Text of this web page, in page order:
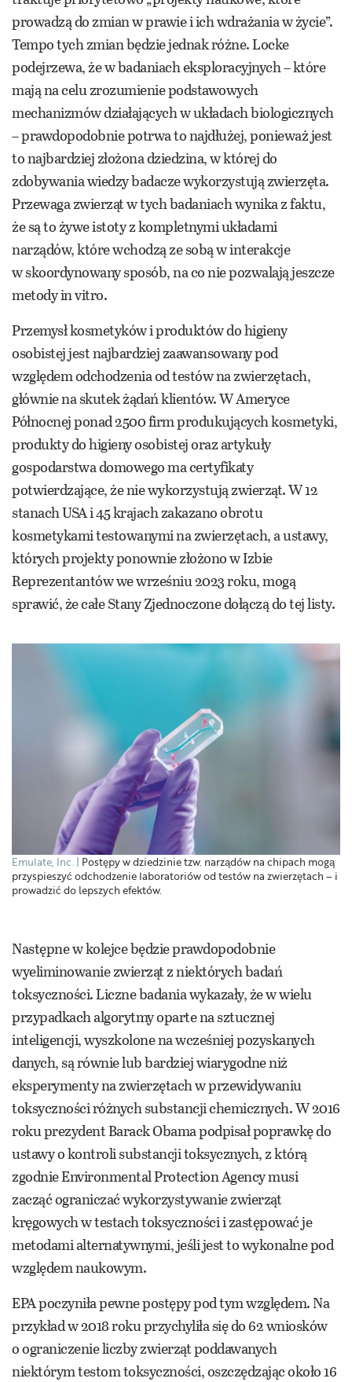
prowadzą do zmian w prawie i ich wdrażania w życie”.
Tempo tych zmian będzie jednak różne. Locke
podejrzewa, że w badaniach eksploracyjnych – które
mają na celu zrozumienie podstawowych
mechanizmów działających w układach biologicznych
– prawdopodobnie potrwa to najdłużej, ponieważ jest
to najbardziej złożona dziedzina, w której do
zdobywania wiedzy badacze wykorzystują zwierzęta.
Przewaga zwierząt w tych badaniach wynika z faktu,
że są to żywe istoty z kompletnymi układami
narządów, które wchodzą ze sobą w interakcje
w skoordynowany sposób, na co nie pozwalają jeszcze
metody in vitro.
Przemysł kosmetyków i produktów do higieny
osobistej jest najbardziej zaawansowany pod
względem odchodzenia od testów na zwierzętach,
głównie na skutek żądań klientów. W Ameryce
Północnej ponad 2500 firm produkujących kosmetyki,
produkty do higieny osobistej oraz artykuły
gospodarstwa domowego ma certyfikaty
potwierdzające, że nie wykorzystują zwierząt. W 12
stanach USA i 45 krajach zakazano obrotu
kosmetykami testowanymi na zwierzętach, a ustawy,
których projekty ponownie złożono w Izbie
Reprezentantów we wrześniu 2023 roku, mogą
sprawić, że całe Stany Zjednoczone dołączą do tej listy.
Emulate, Inc. Postępy w dziedzinie tzw. narządów na chipach mogą
przyspieszyć odchodzenie laboratoriów od testów na zwierzętach – i
prowadzić do lepszych efektów.
Następne w kolejce będzie prawdopodobnie
wyeliminowanie zwierząt z niektórych badań
toksyczności. Liczne badania wykazały, że w wielu
przypadkach algorytmy oparte na sztucznej
inteligencji, wyszkolone na wcześniej pozyskanych
danych, są równie lub bardziej wiarygodne niż
eksperymenty na zwierzętach w przewidywaniu
toksyczności różnych substancji chemicznych. W 2016
roku prezydent Barack Obama podpisał poprawkę do
ustawy o kontroli substancji toksycznych, z którą
zgodnie Environmental Protection Agency musi
zacząć ograniczać wykorzystywanie zwierząt
kręgowych w testach toksyczności i zastępować je
metodami alternatywnymi, jeśli jest to wykonalne pod
względem naukowym.
EPA poczyniła pewne postępy pod tym względem. Na
przykład w 2018 roku przychyliła się do 62 wniosków
o ograniczenie liczby zwierząt poddawanych
niektórym testom toksyczności, oszczędzając około 16